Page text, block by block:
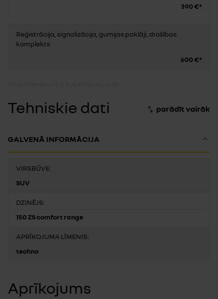
390 €*
Reģistrācija, signalizācija, gumijas paklāji, drošības
komplekts
600 €*
Tehniskie dati
GALVENĀ INFORMĀCIJA
VIRSBŪVE:
SUV
DZINĒJS:
150 ZS comfort range
APRĪKOJUMA LĪMENIS:
techno
Aprīkojums